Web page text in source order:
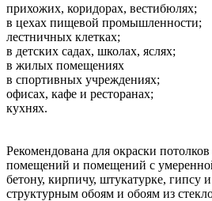
прихожих, коридорах, вестибюлях;
в цехах пищевой промышленности;
лестничных клетках;
в детских садах, школах, яслях;
в жилых помещениях
в спортивных учреждениях;
офисах, кафе и ресторанах;
кухнях.
Рекомендована для окраски
помещений и помещений с
бетону, кирпичу, штукатурке, гипсу
структурным обоям и обоям из